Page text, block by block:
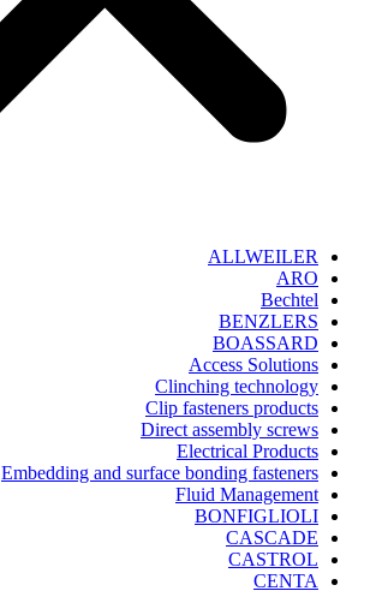
ALLWEILER
ARO
Bechtel
BENZLERS
BOASSARD
Access Solutions
Clinching technology
Clip fasteners products
Direct assembly screws
Electrical Products
Embedding and surface bonding fasteners
Fluid Management
BONFIGLIOLI
CASCADE
CASTROL
CENTA